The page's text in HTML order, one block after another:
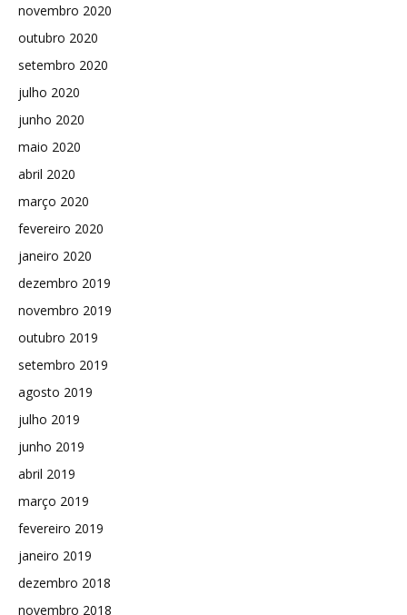
novembro 2020
outubro 2020
setembro 2020
julho 2020
junho 2020
maio 2020
abril 2020
março 2020
fevereiro 2020
janeiro 2020
dezembro 2019
novembro 2019
outubro 2019
setembro 2019
agosto 2019
julho 2019
junho 2019
abril 2019
março 2019
fevereiro 2019
janeiro 2019
dezembro 2018
novembro 2018